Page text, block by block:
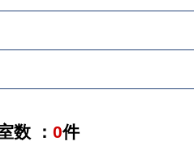
数 ： 0件